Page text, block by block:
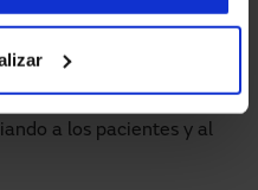
requisitos de
sensibles. Estas
a los pacientes y al